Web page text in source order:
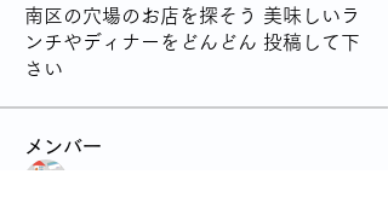
南区の穴場のお店を探そう 美味しいラ
ンチやディナーをどんどん 投稿して下
さい
メンバー